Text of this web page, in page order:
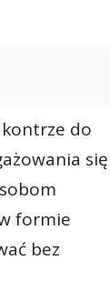
kontrze do
się
formie
bez